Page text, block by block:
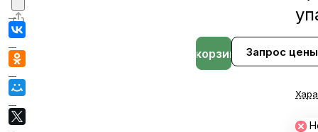
Запрос цены
В корзине